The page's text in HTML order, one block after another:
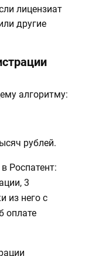
лицензиат
другие
алгоритму:
рублей.
Роспатент:
3
из него с
оплате